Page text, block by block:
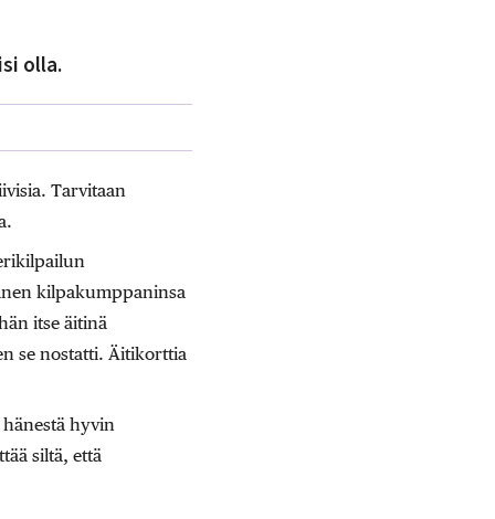
olla.
Tarvitaan
kilpakumppaninsa
itse äitinä
se nostatti. Äitikorttia
hyvin
siltä, että